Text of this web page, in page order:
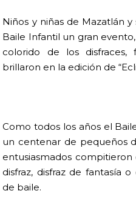
Niños y niñas de Mazatlán
Baile Infantil un gran
colorido de los
brillaron en la edición de
Como todos los años el
un centenar de pequeños
entusiasmados
disfraz, disfraz de fantasía
de baile.